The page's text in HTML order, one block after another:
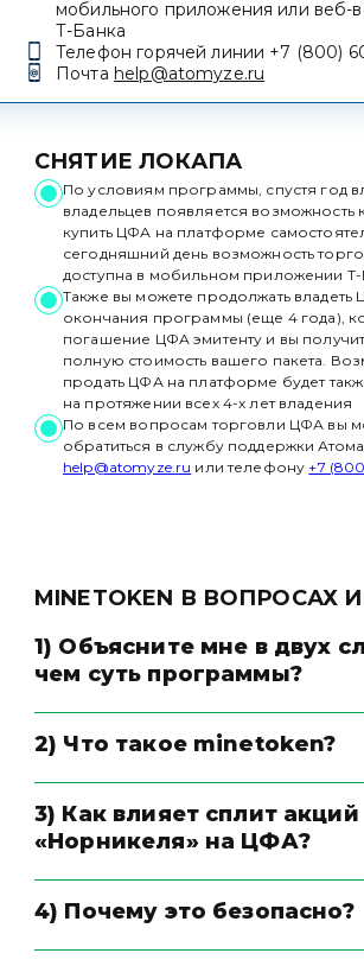
мобильного приложения или веб-
Т-Банка
Телефон горячей линии +7 (800)
Почта help@atomyze.ru
СНЯТИЕ ЛОКАПА
По условиям программы, спустя год
владельцев появляется возможность
купить ЦФА на платформе
сегодняшний день возможность
доступна в мобильном приложении
Также вы можете продолжать владеть
окончания программы (еще 4 года),
погашение ЦФА эмитенту и вы
полную стоимость вашего пакета.
продать ЦФА на платформе будет
на протяжении всех 4-х лет владения
По всем вопросам торговли ЦФА вы
обратиться в службу поддержки
help@atomyze.ru или телефону+7
MINETOKEN В ВОПРОСАХ
1) Объясните мне в двух
чем суть программы?
2) Что такое minetoken?
3) Как влияет сплит акций
«Норникеля» на ЦФА?
4) Почему это безопасно?